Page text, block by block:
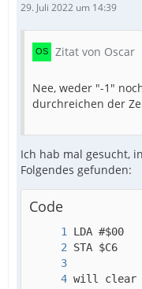
29. Juli 2022 um 14:39
Zitat von Oscar
Nee, weder "-1"
durchreichen der
Ich hab mal gesucht,
Folgendes gefunden:
Code
will clear